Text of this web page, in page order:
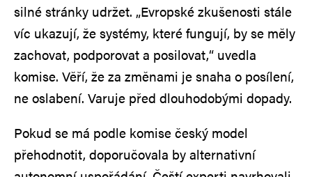
silné stránky udržet. „Evropské zkušenosti stále
víc ukazují, že systémy, které fungují, by se měly
zachovat, podporovat a posilovat,“ uvedla
komise. Věří, že za změnami je snaha o posílení,
ne oslabení. Varuje před dlouhodobými dopady.
Pokud se má podle komise český model
přehodnotit, doporučovala by alternativní